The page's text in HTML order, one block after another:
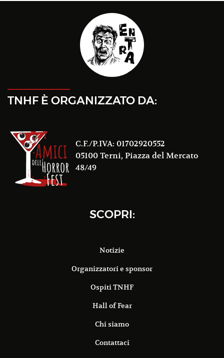
TNHF È ORGANIZZATO DA:
C.F./P.IVA: 01702920552
05100 Terni, Piazza del Mercato
48/49
SCOPRI:
Notizie
Organizzatori e sponsor
Ospiti TNHF
Hall of Fear
Chi siamo
Contattaci